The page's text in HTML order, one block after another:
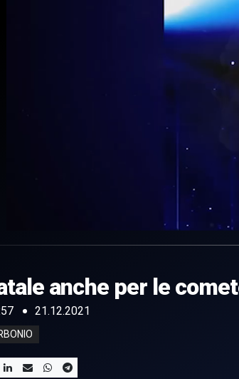
of
57
seconds Volume
0%
anche per le
21.12.2021